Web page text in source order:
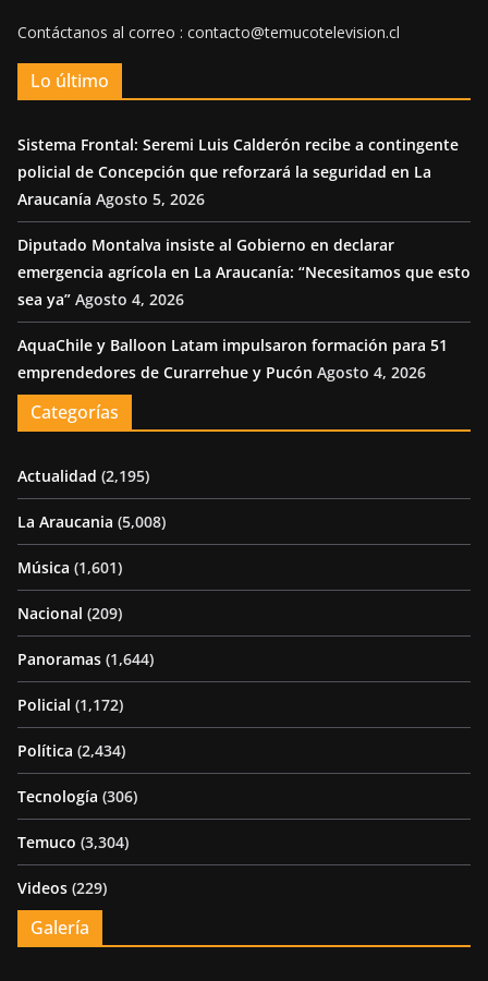
Contáctanos al correo : contacto@temucotelevision.cl
Lo último
Sistema Frontal: Seremi Luis Calderón recibe a contingente
policial de Concepción que reforzará la seguridad en La
Araucanía Agosto 5, 2026
Diputado Montalva insiste al Gobierno en declarar
emergencia agrícola en La Araucanía: “Necesitamos que esto
sea ya” Agosto 4, 2026
AquaChile y Balloon Latam impulsaron formación para 51
emprendedores de Curarrehue y Pucón Agosto 4, 2026
Categorías
Actualidad (2,195)
La Araucania (5,008)
Música (1,601)
Nacional (209)
Panoramas (1,644)
Policial (1,172)
Política (2,434)
Tecnología (306)
Temuco (3,304)
Videos (229)
Galería